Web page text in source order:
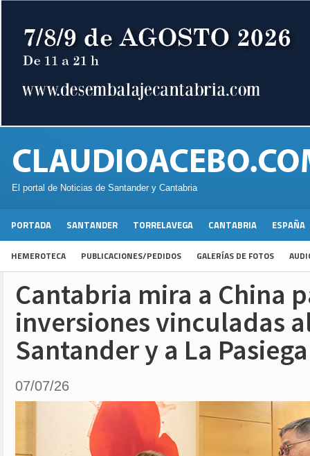
El portal de Noticias de Santander y Cantabria
PORTADA SANTANDER TORRELAVEGA CANTABRIA ESPAÑA
HEMEROTECA PUBLICACIONES/PEDIDOS GALERÍAS DE FOTOS
Cantabria mira a China
inversiones vinculadas
Santander y a La Pasiega
07/07/26